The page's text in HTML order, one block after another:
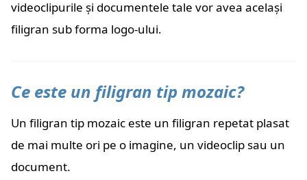
videoclipurile și documentele tale vor avea același
filigran sub forma logo-ului.
Ce este un filigran tip mozaic?
Un filigran tip mozaic este un filigran repetat plasat
de mai multe ori pe o imagine, un videoclip sau un
document.